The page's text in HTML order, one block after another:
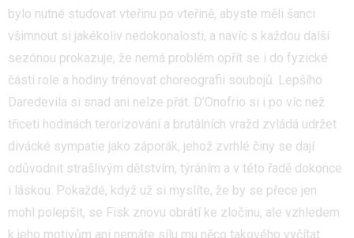
bylo nutné studovat vteřinu po vteřině, abyste měli šanci
všimnout si jakékoliv nedokonalosti, a navíc s každou další
sezónou prokazuje, že nemá problém opřít se i do fyzické
části role a hodiny trénovat choreografii soubojů. Lepšího
Daredevila si snad ani nelze přát. D’Onofrio si i po víc než
třiceti hodinách terorizování a brutálních vražd zvládá udržet
divácké sympatie jako záporák, jehož zvrhlé činy se dají
odůvodnit strašlivým dětstvím, týráním a v této řadě dokonce
i láskou. Pokaždé, když už si myslíte, že by se přece jen
mohl polepšit, se Fisk znovu obrátí ke zločinu, ale vzhledem
k jeho motivům ani nemáte sílu mu něco takového vyčítat.